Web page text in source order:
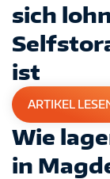
sich
ist
ARTIKEL
Wie
in